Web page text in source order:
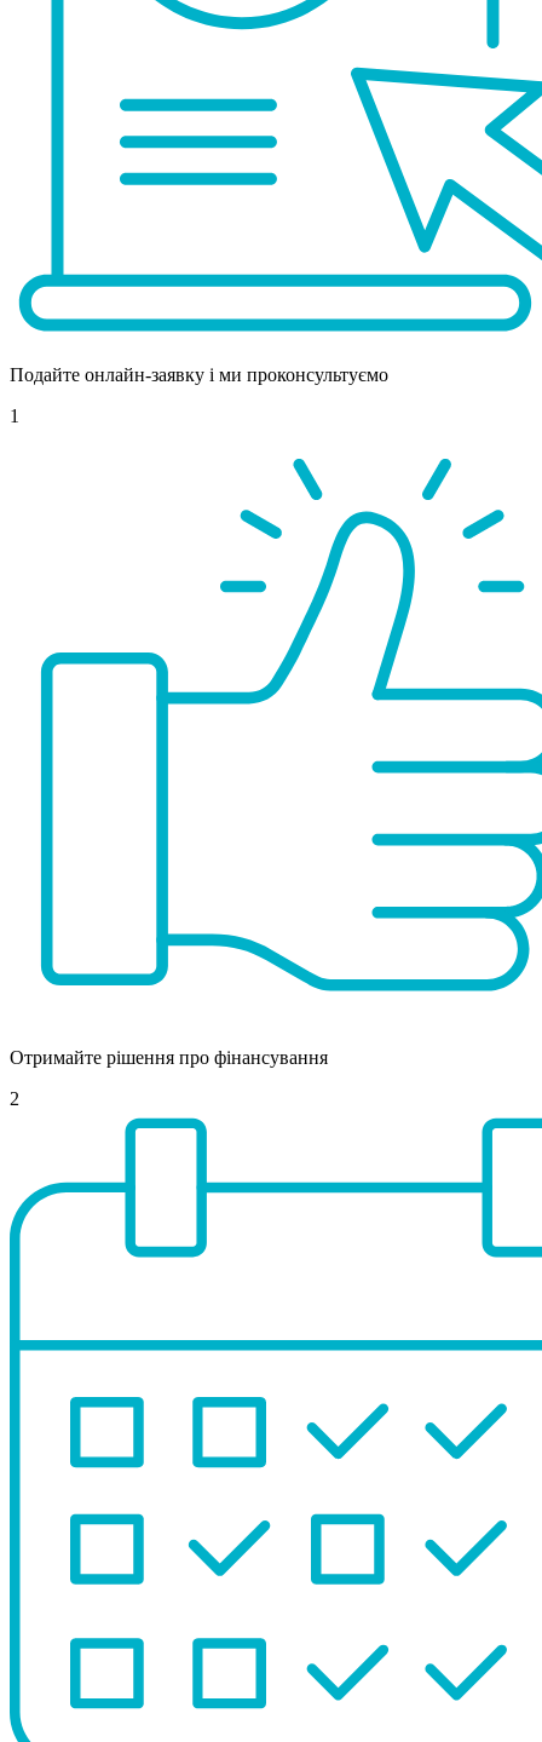
Подайте онлайн-заявку і ми проконсультуємо
1
Отримайте рішення про фінансування
2